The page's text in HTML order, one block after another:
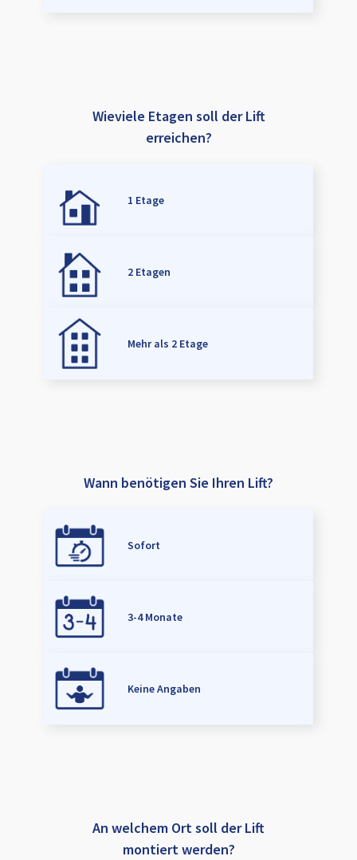
Wieviele Etagen soll der Lift
erreichen?
1 Etage
2 Etagen
Mehr als 2 Etage
Wann benötigen Sie Ihren Lift?
Sofort
3-4 Monate
Keine Angaben
An welchem Ort soll der Lift
montiert werden?